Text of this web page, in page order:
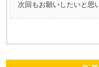
次回もお願いしたいと思